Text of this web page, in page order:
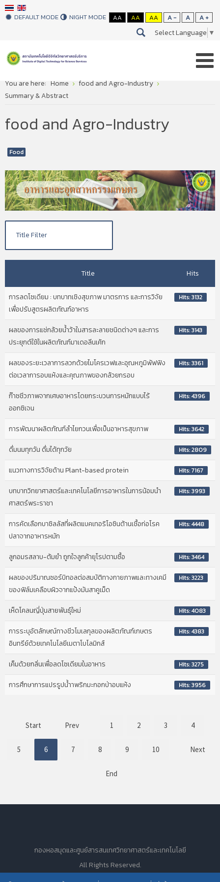
DEFAULT MODE NIGHT MODE AA AA AA A - A A +
Select Language ▼
You are here: Home
food and Agro-Industry
Summary & Abstract
food and Agro-Industry
Food
Title Hits
การลดโซเดียม : บทบาทเชิงสุขภาพ มาตรการ และการวิจัย
เพื่อปรับสูตรผลิตภัณฑ์อาหาร
Hits: 3132
ผลของการแช่กล้วยน้ำว้าในสารละลายชนิดต่างๆ และการ
ประยุกต์ใช้ในผลิตภัณฑ์มาเดอลีนเค้ก
Hits: 3143
ผลของระยะเวลาการลวกด้วยไมโครเวฟและอุณหภูมิพัฟฟิง
ต่อเวลาการอบแห้งและคุณภาพของกล้วยกรอบ
Hits: 3361
ก๊าซชีวภาพจากเศษอาหารโดยกระบวนการหมักแบบไร้
ออกซิเจน
Hits: 4396
การพัฒนาผลิตภัณฑ์ลําไยกวนเพื่อเป็นอาหารสุขภาพ Hits: 3642
ดื่มนมทุกวัน ดื่มได้ทุกวัย Hits: 2809
แนวทางการวิจัยด้าน Plant-based protein Hits: 7167
บทบาทวิทยาศาสตร์และเทคโนโลยีการอาหารในการน้อมนำ
ศาสตร์พระราชา
Hits: 3993
การคัดเลือกบาซิลลัสที่ผลิตแบคเทอริโอซินต้านเชื้อก่อโรค
ปลาจากอาหารหมัก
Hits: 4448
ลูกอมรสลาบ-ต้มยำ ถูกใจลูกค้ายุโรปตามซื้อ Hits: 3464
ผลของปริมาณซอร์บิทอลต่อสมบัติทางกายภาพและทางเคมี
ของฟิล์มเคลือบผิวจากแป้งมันสาคูเม็ด
Hits: 3223
เห็ดโคลนญี่ปุ่นสายพันธุ์ใหม่ Hits: 4083
การระบุอัตลักษณ์ทางชีวโมเลกุลของผลิตภัณฑ์เกษตร
อินทรีย์ด้วยเทคโนโลยีเมตาโบโลมิกส์
Hits: 4383
เค็มด้วยกลิ่นเพื่อลดโซเดียมในอาหาร Hits: 3275
การศึกษาการแปรรูปน้ำาพริกมะกอกป่าอบแห้ง Hits: 3956
Start Prev 1 2 3 4
5 6 7 8 9 10 Next
End
กองหอสมุดและศูนย์สารสนเทศวิทยาศาสตร์และเทคโนโลยี
All Rights Reserved.